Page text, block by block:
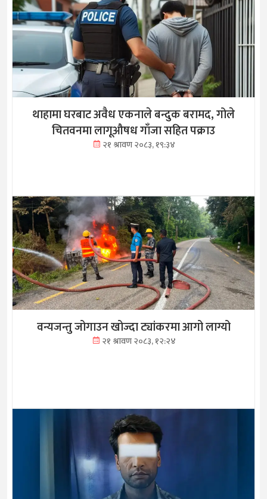
थाहामा घरबाट अवैध एकनाले बन्दुक बरामद, गोले
चितवनमा लागूऔषध गाँजा सहित पक्राउ
२१ श्रावण २०८३, १९:३४
वन्यजन्तु जोगाउन खोज्दा ट्यांकरमा आगो लाग्यो
२१ श्रावण २०८३, १२:२४